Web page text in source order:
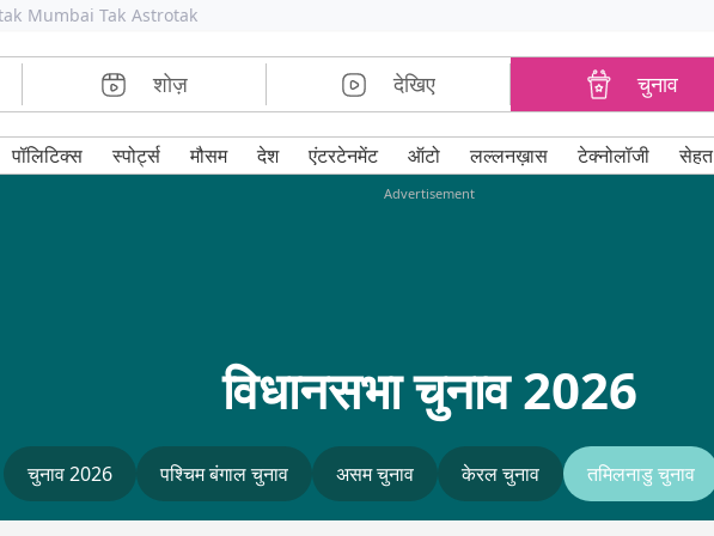
Mumbai Tak Astrotak
शोज़ देखिए चुनाव
पॉलिटिक्स स्पोर्ट्स मौसम देश एंटरटेनमेंट ऑटो लल्लनख़ास टेक्नोलॉजी सेहत
Advertisement
विधानसभा चुनाव 2026
चुनाव 2026 पश्चिम बंगाल चुनाव असम चुनाव केरल चुनाव तमिलनाडु चुनाव